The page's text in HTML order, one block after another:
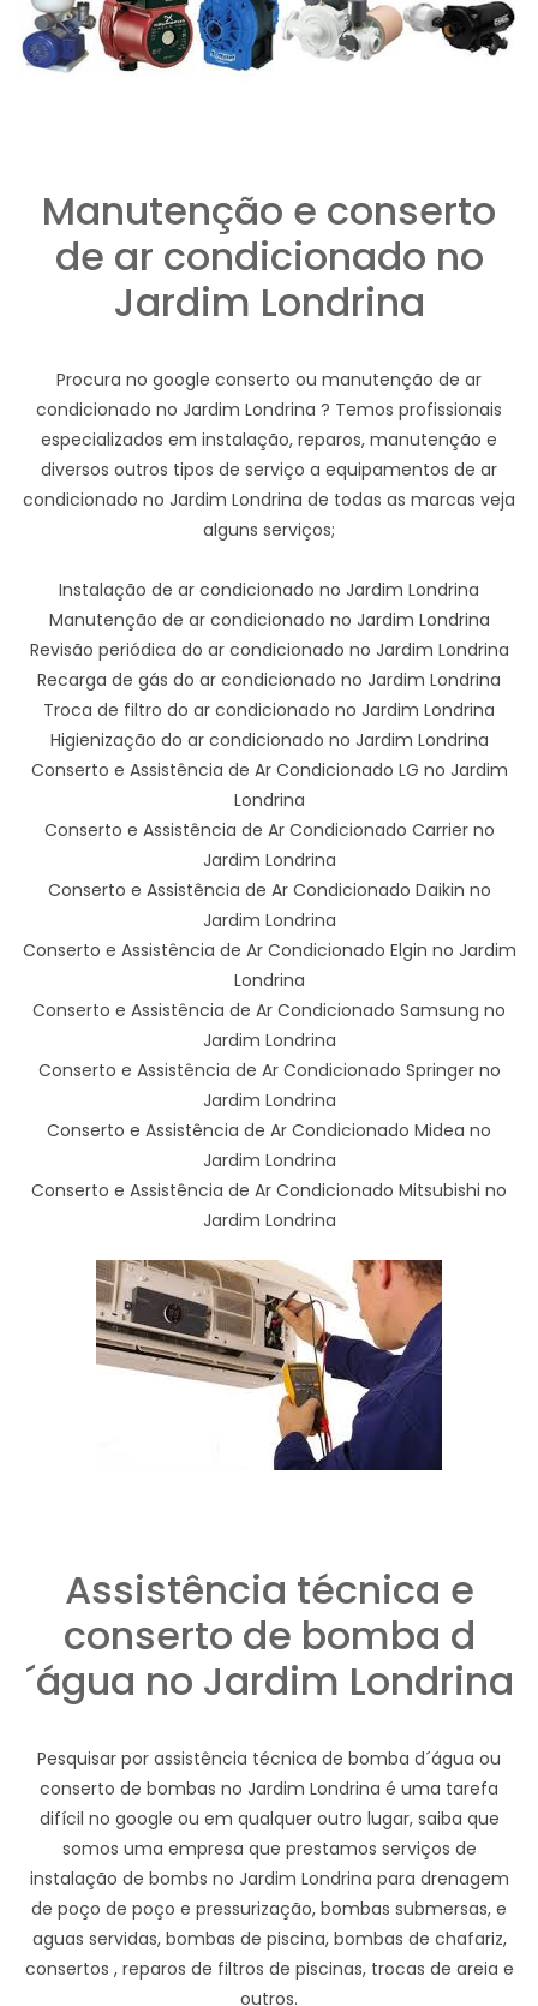
Manutenção e conserto
de ar condicionado no
Jardim Londrina
Procura no google conserto ou manutenção de ar
condicionado no Jardim Londrina ? Temos profissionais
especializados em instalação, reparos, manutenção e
diversos outros tipos de serviço a equipamentos de ar
condicionado no Jardim Londrina de todas as marcas veja
alguns serviços;
Instalação de ar condicionado no Jardim Londrina
Manutenção de ar condicionado no Jardim Londrina
Revisão periódica do ar condicionado no Jardim Londrina
Recarga de gás do ar condicionado no Jardim Londrina
Troca de filtro do ar condicionado no Jardim Londrina
Higienização do ar condicionado no Jardim Londrina
Conserto e Assistência de Ar Condicionado LG no Jardim
Londrina
Conserto e Assistência de Ar Condicionado Carrier no
Jardim Londrina
Conserto e Assistência de Ar Condicionado Daikin no
Jardim Londrina
Conserto e Assistência de Ar Condicionado Elgin no Jardim
Londrina
Conserto e Assistência de Ar Condicionado Samsung no
Jardim Londrina
Conserto e Assistência de Ar Condicionado Springer no
Jardim Londrina
Conserto e Assistência de Ar Condicionado Midea no
Jardim Londrina
Conserto e Assistência de Ar Condicionado Mitsubishi no
Jardim Londrina
Assistência técnica e
conserto de bomba d
´água no Jardim Londrina
Pesquisar por assistência técnica de bomba d´água ou
conserto de bombas no Jardim Londrina é uma tarefa
difícil no google ou em qualquer outro lugar, saiba que
somos uma empresa que prestamos serviços de
instalação de bombs no Jardim Londrina para drenagem
de poço de poço e pressurização, bombas submersas, e
aguas servidas, bombas de piscina, bombas de chafariz,
consertos , reparos de filtros de piscinas, trocas de areia e
outros.